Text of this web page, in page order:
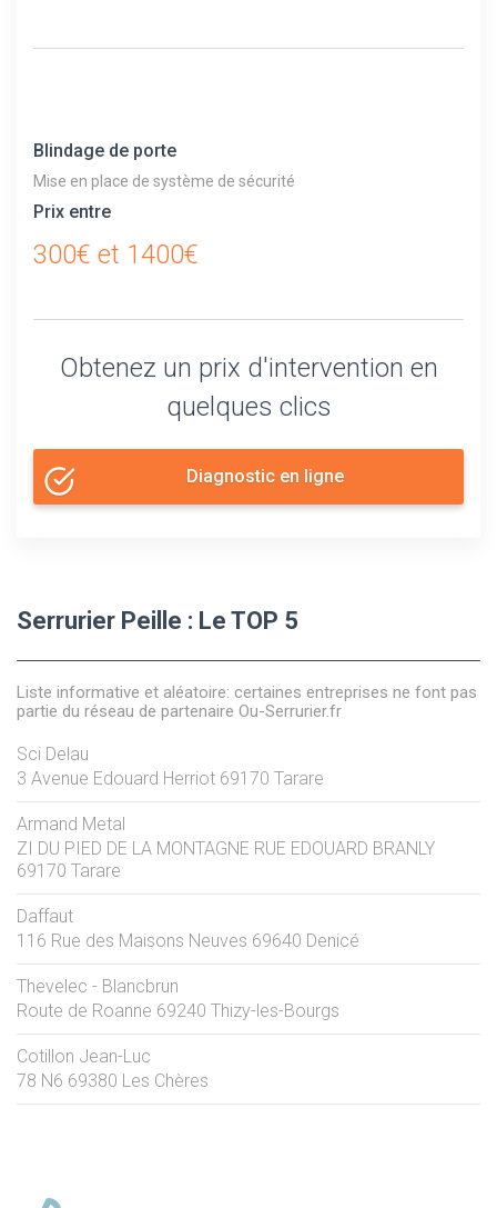
Blindage de porte
Mise en place de système de sécurité
Prix entre
300€ et 1400€
Obtenez un prix d'intervention en
quelques clics
Diagnostic en ligne
Serrurier Peille : Le TOP 5
Liste informative et aléatoire: certaines entreprises ne font pas
partie du réseau de partenaire Ou-Serrurier.fr
Sci Delau
3 Avenue Edouard Herriot 69170 Tarare
Armand Metal
ZI DU PIED DE LA MONTAGNE RUE EDOUARD BRANLY
69170 Tarare
Daffaut
116 Rue des Maisons Neuves 69640 Denicé
Thevelec - Blancbrun
Route de Roanne 69240 Thizy-les-Bourgs
Cotillon Jean-Luc
78 N6 69380 Les Chères